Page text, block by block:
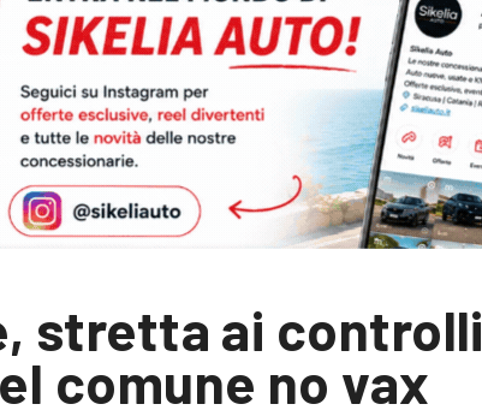
stretta ai controlli
comune no vax